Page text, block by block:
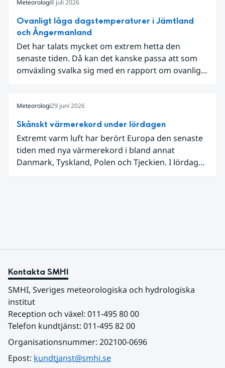
Meteorologi8 juli 2026
Ovanligt låga dagstemperaturer i Jämtland
och Ångermanland
Det har talats mycket om extrem hetta den
senaste tiden. Då kan det kanske passa att som
omväxling svalka sig med en rapport om ovanligt
Meteorologi29 juni 2026
Skånskt värmerekord under lördagen
Extremt varm luft har berört Europa den senaste
tiden med nya värmerekord i bland annat
Danmark, Tyskland, Polen och Tjeckien. I lördags
Kontakta SMHI
SMHI, Sveriges meteorologiska och hydrologiska
institut
Reception och växel: 011-495 80 00
Telefon kundtjänst: 011-495 82 00
Organisationsnummer: 202100-0696
Epost: kundtjanst@smhi.se